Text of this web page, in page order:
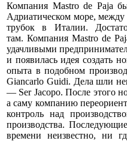
Компания Mastro de Paja
Адриатическом море,
трубок в Италии.
там. Компания Mastro de
удачливыми
и появилась идея создать
опыта в подобном
Giancarlo Guidi. Дела шли
— Ser Jacopo. После этого
а саму компанию
контроль над
производства.
времени неизвестно, ни